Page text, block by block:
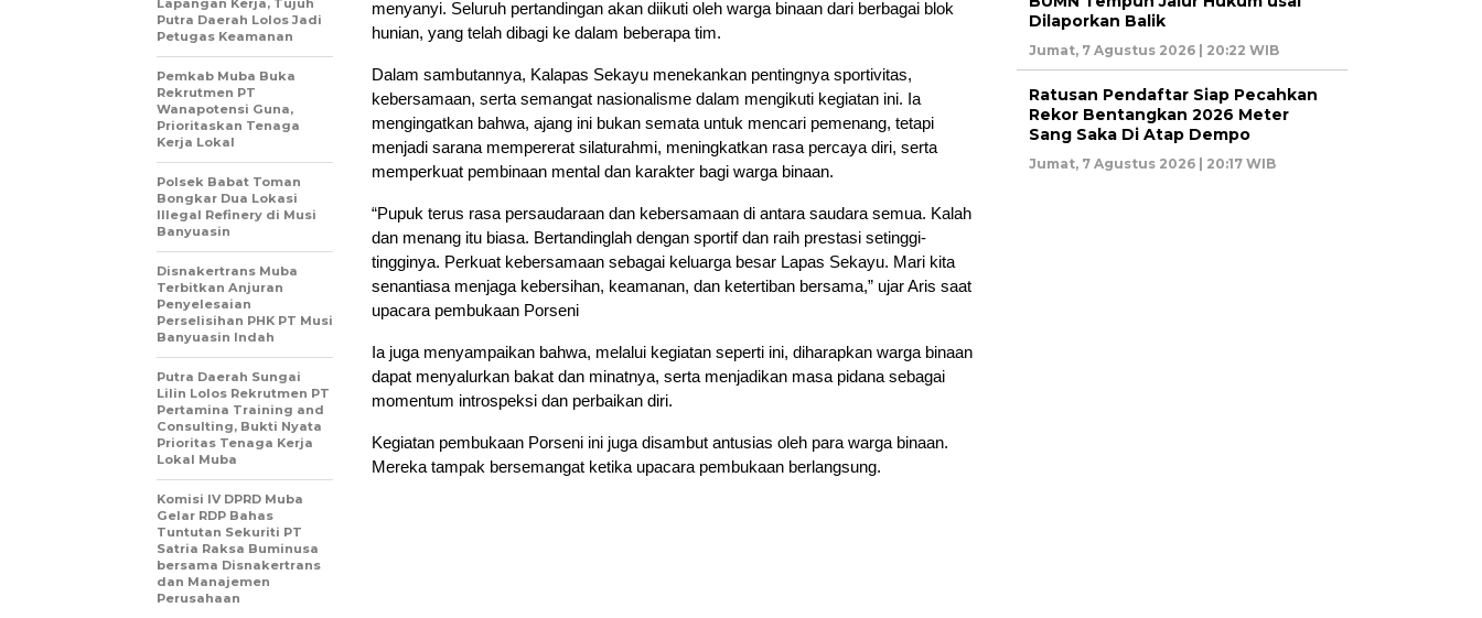
menyanyi. Seluruh pertandingan akan diikuti oleh warga binaan dari berbagai blok
hunian, yang telah dibagi ke dalam beberapa tim.
Dalam sambutannya, Kalapas Sekayu menekankan pentingnya sportivitas,
kebersamaan, serta semangat nasionalisme dalam mengikuti kegiatan ini. Ia
mengingatkan bahwa, ajang ini bukan semata untuk mencari pemenang, tetapi
menjadi sarana mempererat silaturahmi, meningkatkan rasa percaya diri, serta
memperkuat pembinaan mental dan karakter bagi warga binaan.
“Pupuk terus rasa persaudaraan dan kebersamaan di antara saudara semua. Kalah
dan menang itu biasa. Bertandinglah dengan sportif dan raih prestasi setinggi-
tingginya. Perkuat kebersamaan sebagai keluarga besar Lapas Sekayu. Mari kita
senantiasa menjaga kebersihan, keamanan, dan ketertiban bersama,” ujar Aris saat
upacara pembukaan Porseni
Ia juga menyampaikan bahwa, melalui kegiatan seperti ini, diharapkan warga binaan
dapat menyalurkan bakat dan minatnya, serta menjadikan masa pidana sebagai
momentum introspeksi dan perbaikan diri.
Kegiatan pembukaan Porseni ini juga disambut antusias oleh para warga binaan.
Mereka tampak bersemangat ketika upacara pembukaan berlangsung.
Putra Daerah Lolos Jadi
Petugas Keamanan
Pemkab Muba Buka
Rekrutmen PT
Wanapotensi Guna,
Prioritaskan Tenaga
Kerja Lokal
Polsek Babat Toman
Bongkar Dua Lokasi
Illegal Refinery di Musi
Banyuasin
Disnakertrans Muba
Terbitkan Anjuran
Penyelesaian
Perselisihan PHK PT Musi
Banyuasin Indah
Putra Daerah Sungai
Lilin Lolos Rekrutmen PT
Pertamina Training and
Consulting, Bukti Nyata
Prioritas Tenaga Kerja
Lokal Muba
Komisi IV DPRD Muba
Gelar RDP Bahas
Tuntutan Sekuriti PT
Satria Raksa Buminusa
bersama Disnakertrans
dan Manajemen
Perusahaan
Dilaporkan Balik
Jumat, 7 Agustus 2026 | 20:22 WIB
Ratusan Pendaftar Siap Pecahkan
Rekor Bentangkan 2026 Meter
Sang Saka Di Atap Dempo
Jumat, 7 Agustus 2026 | 20:17 WIB